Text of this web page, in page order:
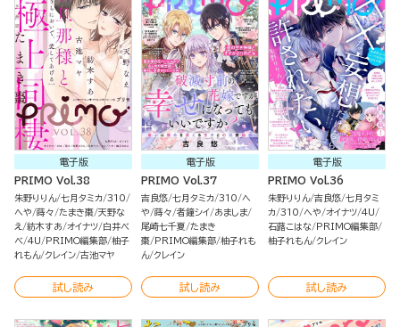
電子版
PRIMO Vol.38
朱野りりん 七月タミカ 310
へや 蒔々 たまき棗 天野な
え
紡木すあ オイナツ 白井べ
べ 4U PRIMO編集部 柚子
れもん クレイン 古池マヤ
試し読み
電子版
PRIMO Vol.37
吉良悠 七月タミカ 310 へ
や 蒔々 者鐘シイ あましま
尾崎七千夏 たまき
棗
PRIMO編集部 柚子れも
ん クレイン
試し読み
電子版
PRIMO Vol.36
朱野りりん 吉良悠 七月タミ
カ 310 へや オイナツ 4U
石蕗こはな
PRIMO編集部
柚子れもん クレイン
試し読み